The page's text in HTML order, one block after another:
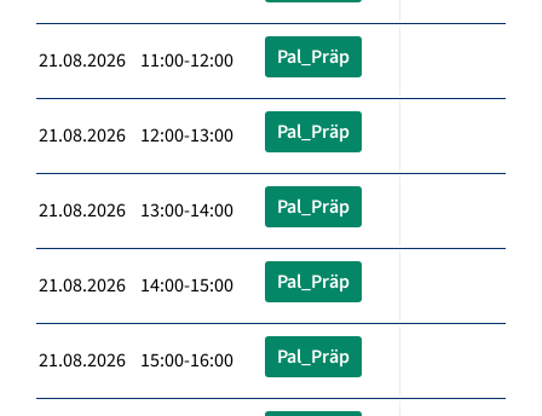
21.08.2026 11:00-12:00 Pal_Präp
21.08.2026 12:00-13:00 Pal_Präp
21.08.2026 13:00-14:00 Pal_Präp
21.08.2026 14:00-15:00 Pal_Präp
21.08.2026 15:00-16:00 Pal_Präp